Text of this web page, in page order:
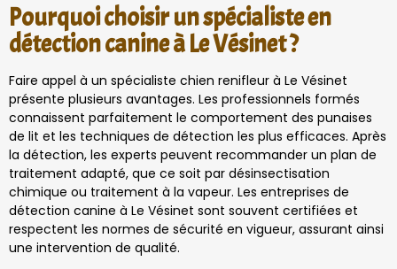
Pourquoi choisir un spécialiste en
détection canine à Le Vésinet ?
Faire appel à un spécialiste chien renifleur à Le Vésinet
présente plusieurs avantages. Les professionnels formés
connaissent parfaitement le comportement des punaises
de lit et les techniques de détection les plus efficaces. Après
la détection, les experts peuvent recommander un plan de
traitement adapté, que ce soit par désinsectisation
chimique ou traitement à la vapeur. Les entreprises de
détection canine à Le Vésinet sont souvent certifiées et
respectent les normes de sécurité en vigueur, assurant ainsi
une intervention de qualité.